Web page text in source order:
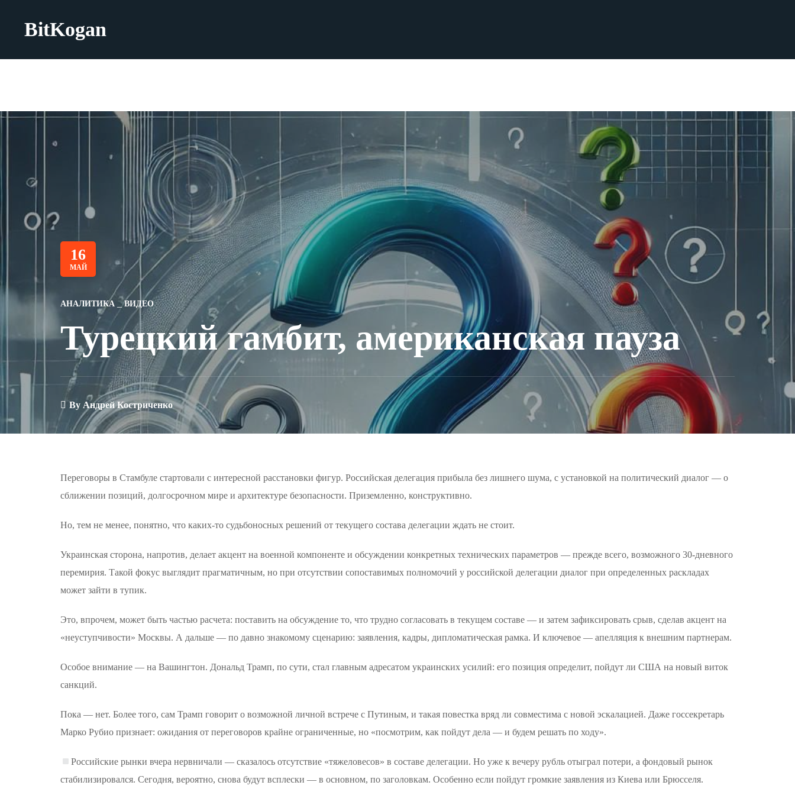
BitKogan
16
МАЙ
АНАЛИТИКА ВИДЕО
Турецкий гамбит, американская пауза
By Андрей Костриченко
Переговоры в Стамбуле стартовали с интересной расстановки фигур. Российская делегация прибыла без лишнего шума, с установкой на политический диалог — о
сближении позиций, долгосрочном мире и архитектуре безопасности. Приземленно, конструктивно.
Но, тем не менее, понятно, что каких-то судьбоносных решений от текущего состава делегации ждать не стоит.
Украинская сторона, напротив, делает акцент на военной компоненте и обсуждении конкретных технических параметров — прежде всего, возможного 30-дневного
перемирия. Такой фокус выглядит прагматичным, но при отсутствии сопоставимых полномочий у российской делегации диалог при определенных раскладах
может зайти в тупик.
Это, впрочем, может быть частью расчета: поставить на обсуждение то, что трудно согласовать в текущем составе — и затем зафиксировать срыв, сделав акцент на
«неуступчивости» Москвы. А дальше — по давно знакомому сценарию: заявления, кадры, дипломатическая рамка. И ключевое — апелляция к внешним партнерам.
Особое внимание — на Вашингтон. Дональд Трамп, по сути, стал главным адресатом украинских усилий: его позиция определит, пойдут ли США на новый виток
санкций.
Пока — нет. Более того, сам Трамп говорит о возможной личной встрече с Путиным, и такая повестка вряд ли совместима с новой эскалацией. Даже госсекретарь
Марко Рубио признает: ожидания от переговоров крайне ограниченные, но «посмотрим, как пойдут дела — и будем решать по ходу».
Российские рынки вчера нервничали — сказалось отсутствие «тяжеловесов» в составе делегации. Но уже к вечеру рубль отыграл потери, а фондовый рынок
стабилизировался. Сегодня, вероятно, снова будут всплески — в основном, по заголовкам. Особенно если пойдут громкие заявления из Киева или Брюсселя.